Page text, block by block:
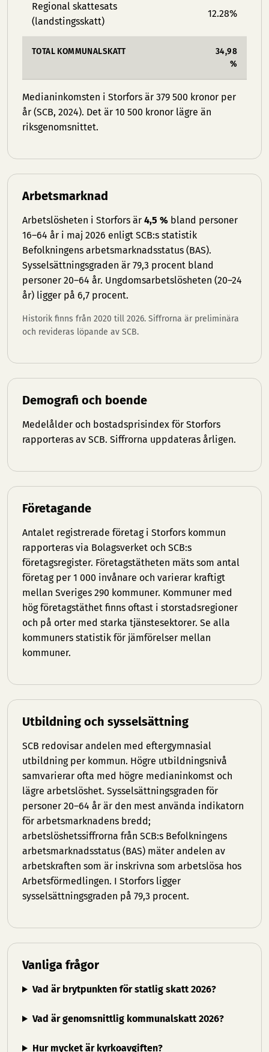
Regional skattesats
(landstingsskatt)
12.28%
TOTAL KOMMUNALSKATT
34,98
%
Medianinkomsten i Storfors är 379 500 kronor per
år (SCB, 2024). Det är 10 500 kronor lägre än
riksgenomsnittet.
Arbetsmarknad
Arbetslösheten i Storfors är 4,5 % bland personer
16–64 år i maj 2026 enligt SCB:s statistik
Befolkningens arbetsmarknadsstatus (BAS).
Sysselsättningsgraden är 79,3 procent bland
personer 20–64 år. Ungdomsarbetslösheten (20–24
år) ligger på 6,7 procent.
Historik finns från 2020 till 2026. Siffrorna är preliminära
och revideras löpande av SCB.
Demografi och boende
Medelålder och bostadsprisindex för Storfors
rapporteras av SCB. Siffrorna uppdateras årligen.
Företagande
Antalet registrerade företag i Storfors kommun
rapporteras via Bolagsverket och SCB:s
företagsregister. Företagstätheten mäts som antal
företag per 1 000 invånare och varierar kraftigt
mellan Sveriges 290 kommuner. Kommuner med
hög företagstäthet finns oftast i storstadsregioner
och på orter med starka tjänstesektorer. Se alla
kommuners statistik för jämförelser mellan
kommuner.
Utbildning och sysselsättning
SCB redovisar andelen med eftergymnasial
utbildning per kommun. Högre utbildningsnivå
samvarierar ofta med högre medianinkomst och
lägre arbetslöshet. Sysselsättningsgraden för
personer 20–64 år är den mest använda indikatorn
för arbetsmarknadens bredd;
arbetslöshetssiffrorna från SCB:s Befolkningens
arbetsmarknadsstatus (BAS) mäter andelen av
arbetskraften som är inskrivna som arbetslösa hos
Arbetsförmedlingen. I Storfors ligger
sysselsättningsgraden på 79,3 procent.
Vanliga frågor
Vad är brytpunkten för statlig skatt 2026?
Vad är genomsnittlig kommunalskatt 2026?
Hur mycket är kyrkoavgiften?